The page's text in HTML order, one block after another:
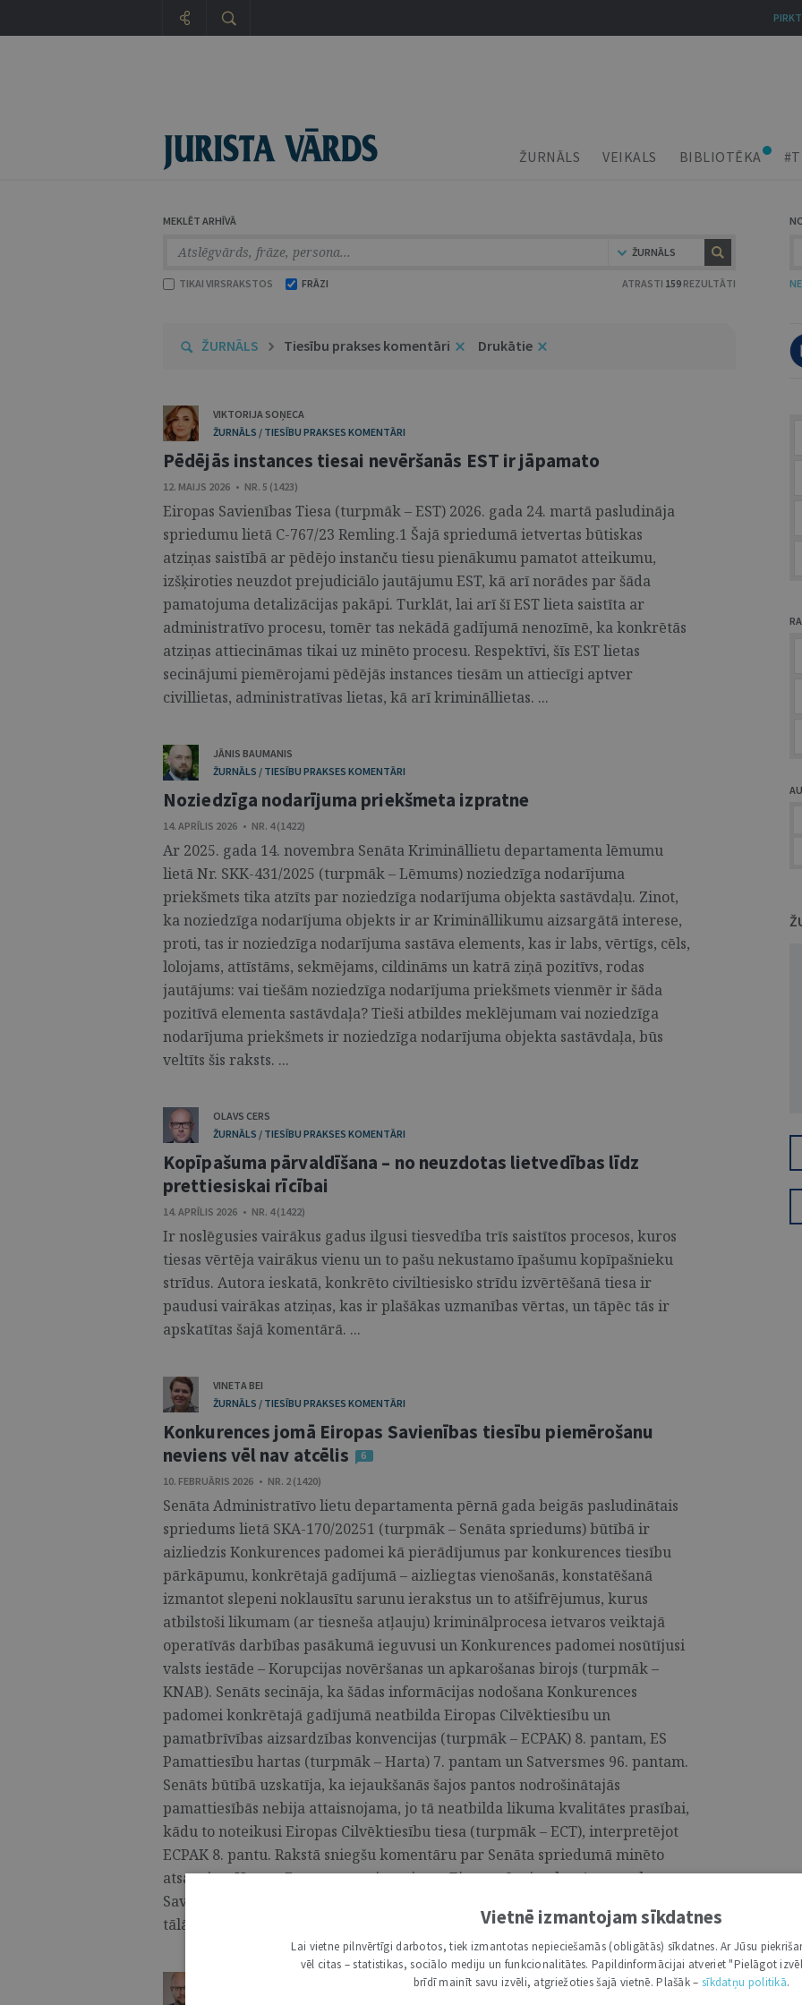
ŽURNĀLS VEIKALS BIBLIOTĒKA
MEKLĒT ARHĪVĀ
ŽURNĀLS
TIKAI VIRSRAKSTOS FRĀZI ATRASTI 159 REZULTĀTI
ŽURNĀLS Tiesību prakses komentāri Drukātie
VIKTORIJA SOŅECA
ŽURNĀLS / TIESĪBU PRAKSES KOMENTĀRI
Pēdējās instances tiesai nevēršanās EST ir jāpamato
12. MAIJS 2026 • NR. 5 (1423)
Eiropas Savienības Tiesa (turpmāk – EST) 2026. gada 24. martā pasludināja
spriedumu lietā C-767/23 Remling.1 Šajā spriedumā ietvertas būtiskas
atziņas saistībā ar pēdējo instanču tiesu pienākumu pamatot atteikumu,
izšķiroties neuzdot prejudiciālo jautājumu EST, kā arī norādes par šāda
pamatojuma detalizācijas pakāpi. Turklāt, lai arī šī EST lieta saistīta ar
administratīvo procesu, tomēr tas nekādā gadījumā nenozīmē, ka konkrētās
atziņas attiecināmas tikai uz minēto procesu. Respektīvi, šīs EST lietas
secinājumi piemērojami pēdējās instances tiesām un attiecīgi aptver
civillietas, administratīvas lietas, kā arī krimināllietas. ...
JĀNIS BAUMANIS
ŽURNĀLS / TIESĪBU PRAKSES KOMENTĀRI
Noziedzīga nodarījuma priekšmeta izpratne
14. APRĪLIS 2026 • NR. 4 (1422)
Ar 2025. gada 14. novembra Senāta Krimināllietu departamenta lēmumu
lietā Nr. SKK-431/2025 (turpmāk – Lēmums) noziedzīga nodarījuma
priekšmets tika atzīts par noziedzīga nodarījuma objekta sastāvdaļu. Zinot,
ka noziedzīga nodarījuma objekts ir ar Krimināllikumu aizsargātā interese,
proti, tas ir noziedzīga nodarījuma sastāva elements, kas ir labs, vērtīgs, cēls,
lolojams, attīstāms, sekmējams, cildināms un katrā ziņā pozitīvs, rodas
jautājums: vai tiešām noziedzīga nodarījuma priekšmets vienmēr ir šāda
pozitīvā elementa sastāvdaļa? Tieši atbildes meklējumam vai noziedzīga
nodarījuma priekšmets ir noziedzīga nodarījuma objekta sastāvdaļa, būs
veltīts šis raksts. ...
OLAVS CERS
ŽURNĀLS / TIESĪBU PRAKSES KOMENTĀRI
Kopīpašuma pārvaldīšana – no neuzdotas lietvedības līdz
prettiesiskai rīcībai
14. APRĪLIS 2026 • NR. 4 (1422)
Ir noslēgusies vairākus gadus ilgusi tiesvedība trīs saistītos procesos, kuros
tiesas vērtēja vairākus vienu un to pašu nekustamo īpašumu kopīpašnieku
strīdus. Autora ieskatā, konkrēto civiltiesisko strīdu izvērtēšanā tiesa ir
paudusi vairākas atziņas, kas ir plašākas uzmanības vērtas, un tāpēc tās ir
apskatītas šajā komentārā. ...
VINETA BEI
ŽURNĀLS / TIESĪBU PRAKSES KOMENTĀRI
Konkurences jomā Eiropas Savienības tiesību piemērošanu
neviens vēl nav atcēlis
6
10. FEBRUĀRIS 2026 • NR. 2 (1420)
Senāta Administratīvo lietu departamenta pērnā gada beigās pasludinātais
spriedums lietā SKA-170/20251 (turpmāk – Senāta spriedums) būtībā ir
aizliedzis Konkurences padomei kā pierādījumus par konkurences tiesību
pārkāpumu, konkrētajā gadījumā – aizliegtas vienošanās, konstatēšanā
izmantot slepeni noklausītu sarunu ierakstus un to atšifrējumus, kurus
atbilstoši likumam (ar tiesneša atļauju) kriminālprocesa ietvaros veiktajā
operatīvās darbības pasākumā ieguvusi un Konkurences padomei nosūtījusi
valsts iestāde – Korupcijas novēršanas un apkarošanas birojs (turpmāk –
KNAB). Senāts secināja, ka šādas informācijas nodošana Konkurences
padomei konkrētajā gadījumā neatbilda Eiropas Cilvēktiesību un
pamatbrīvības aizsardzības konvencijas (turpmāk – ECPAK) 8. pantam, ES
Pamattiesību hartas (turpmāk – Harta) 7. pantam un Satversmes 96. pantam.
Senāts būtībā uzskatīja, ka iejaukšanās šajos pantos nodrošinātajās
pamattiesībās nebija attaisnojama, jo tā neatbilda likuma kvalitātes prasībai,
kādu to noteikusi Eiropas Cilvēktiesību tiesa (turpmāk – ECT), interpretējot
ECPAK 8. pantu. Rakstā sniegšu komentāru par Senāta spriedumā minēto
atsauci uz Hartas 7. pantu, par iespējamu Eiropas Savienības (turpmāk –
Savienības) tiesību attiecināšanu uz konkrēto gadījumu un par eventuālu
tālāko rīcību lietā. ...
PIRKT
Vietnē izmantojam sīkdatnes
Lai vietne pilnvērtīgi darbotos, tiek izmantotas nepieciešamās (obligātās) sīkdatnes. Ar Jūsu
vēl citas – statistikas, sociālo mediju un funkcionalitātes. Papildinformācijai atveriet "Pielāgot
brīdī mainīt savu izvēli, atgriežoties šajā vietnē. Plašāk – sīkdatņu politikā.